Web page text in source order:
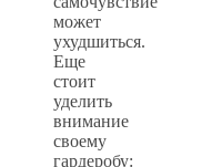
может
ухудшиться.
Еще
стоит
уделить
внимание
своему
гардеробу: